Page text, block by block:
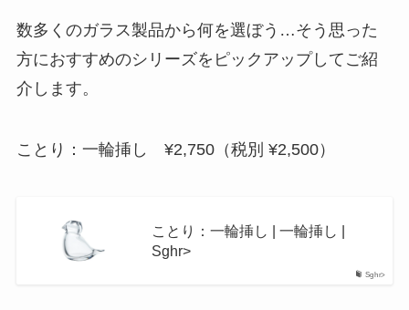
数多くのガラス製品から何を選ぼう…そう思った
方におすすめのシリーズをピックアップしてご紹
介します。
ことり：一輪挿し ¥2,750（税別 ¥2,500）
Sghr>
ことり：一輪挿し | 一輪挿し |
Sghr>